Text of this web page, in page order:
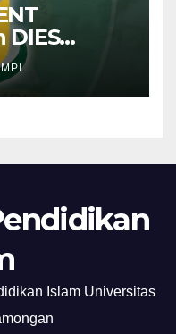
DIES
Islam Universitas